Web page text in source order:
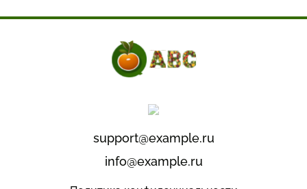
support@example.ru
info@example.ru